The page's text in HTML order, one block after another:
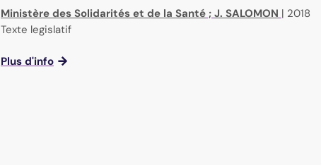
Ministère des Solidarités et de la Santé ; J. SALOMON | 2018
Texte legislatif
Plus d'info